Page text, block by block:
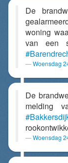
De
woning
van een
Woensdag
De
melding
Woensdag